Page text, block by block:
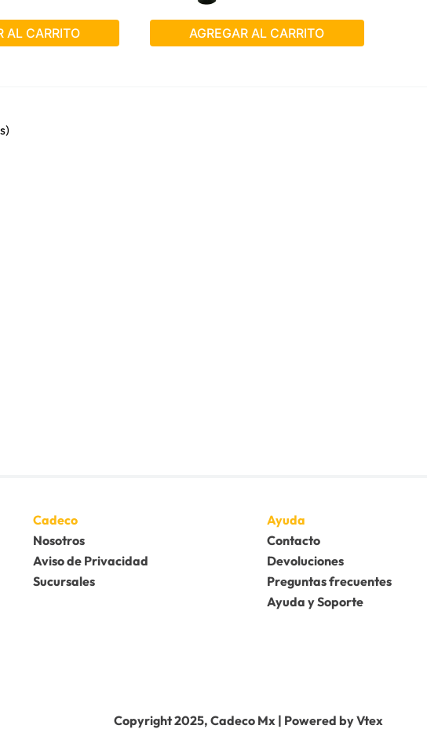
AL CARRITO AGREGAR AL CARRITO
Cadeco
Nosotros
Aviso de Privacidad
Sucursales
Ayuda
Contacto
Devoluciones
Preguntas frecuentes
Ayuda y Soporte
Copyright 2025, Cadeco Mx | Powered by Vtex